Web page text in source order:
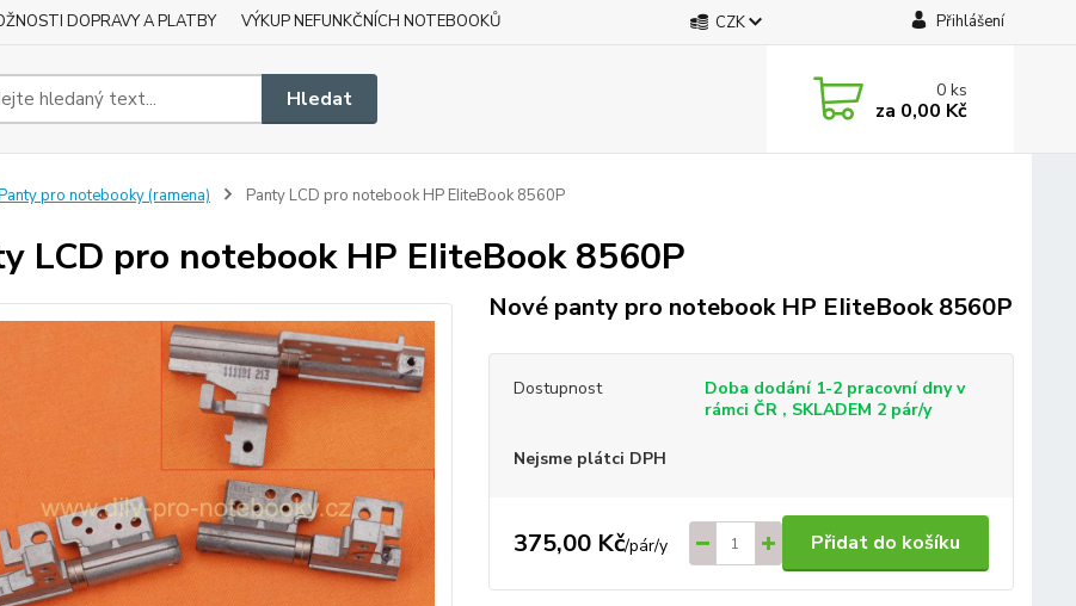
DOPRAVY A PLATBY VÝKUP NEFUNKČNÍCH NOTEBOOKŮ CZK Přihlášení
Hledat 0ks
za 0,00 Kč
pro notebooky (ramena) Panty LCD pro notebook HP EIiteBook 8560P
LCD pro notebook HP EIiteBook 8560P
Nové panty pro notebook HP EIiteBook 8560P
Dostupnost
Doba dodání 1-2 pracovní dny v
rámci ČR , SKLADEM 2 pár/y
Nejsme plátci DPH
375,00 Kč/pár/y Přidat do košíku